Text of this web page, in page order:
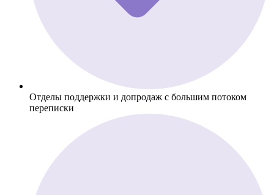
Отделы поддержки и допродаж с большим потоком
переписки